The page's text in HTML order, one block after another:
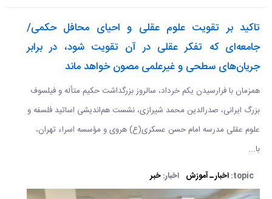
تاکید بر تقویت علوم عقلی و احیای محافل حکمی/
جامعه‌ای که تفکر عقلی در آن تقویت شود، در برابر
جریان‌های سطحی و غیرعلمی مصون خواهد ماند
همزمان با فرارسیدن یکم خرداد، سالروز بزرگداشت حکیم متأله و فیلسوف
بزرگ ایرانی، صدرالدین محمد شیرازی، نشست هم‌اندیشی اساتید فلسفه و
علوم عقلی مدرسه امام حسن عسکری(ع) هروی و مؤسسه اسراء تهران،
با...
topic: اخبار ـ آموزش اخبار:خبر